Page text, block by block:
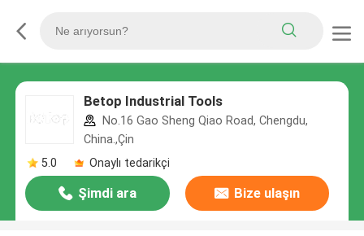
Betop Industrial Tools
No.16 Gao Sheng Qiao Road, Chengdu,
China.,Çin
5.0
Onaylı tedarikçi
Şimdi ara Bize ulaşın